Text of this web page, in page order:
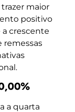
maior
positivo
crescente
remessas
a quarta